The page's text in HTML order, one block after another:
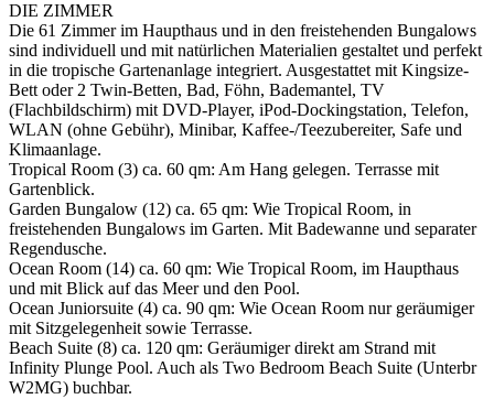
DIE ZIMMER
Die 61 Zimmer im Haupthaus und in den freistehenden Bungalows
sind individuell und mit natürlichen Materialien gestaltet und perfekt
in die tropische Gartenanlage integriert. Ausgestattet mit Kingsize-
Bett oder 2 Twin-Betten, Bad, Föhn, Bademantel, TV
(Flachbildschirm) mit DVD-Player, iPod-Dockingstation, Telefon,
WLAN (ohne Gebühr), Minibar, Kaffee-/Teezubereiter, Safe und
Klimaanlage.
Tropical Room (3) ca. 60 qm: Am Hang gelegen. Terrasse mit
Gartenblick.
Garden Bungalow (12) ca. 65 qm: Wie Tropical Room, in
freistehenden Bungalows im Garten. Mit Badewanne und separater
Regendusche.
Ocean Room (14) ca. 60 qm: Wie Tropical Room, im Haupthaus
und mit Blick auf das Meer und den Pool.
Ocean Juniorsuite (4) ca. 90 qm: Wie Ocean Room nur geräumiger
mit Sitzgelegenheit sowie Terrasse.
Beach Suite (8) ca. 120 qm: Geräumiger direkt am Strand mit
Infinity Plunge Pool. Auch als Two Bedroom Beach Suite (Unterbr
W2MG) buchbar.